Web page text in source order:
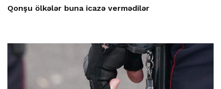
Qonşu ölkələr buna icazə vermədilər